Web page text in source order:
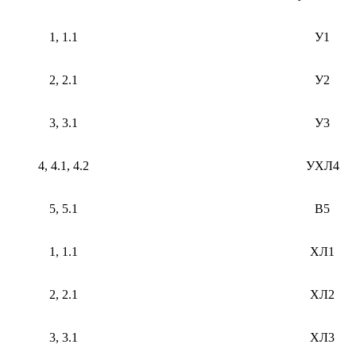
1, 1.1 У1
2, 2.1 У2
3, 3.1 У3
4, 4.1, 4.2 УХЛ4
5, 5.1 В5
1, 1.1 ХЛ1
2, 2.1 ХЛ2
3, 3.1 ХЛ3